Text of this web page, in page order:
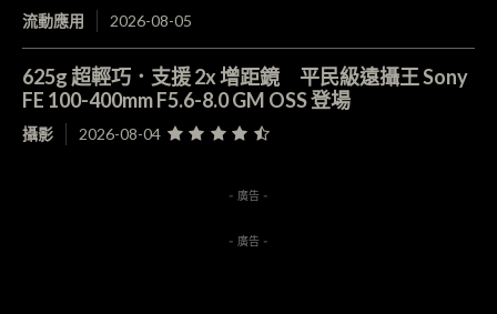
流動應用 2026-08-05
625g 超輕巧．支援 2x 增距鏡 平民級遠攝王 Sony
FE 100-400mm F5.6-8.0 GM OSS 登場
攝影 2026-08-04
- 廣告 -
- 廣告 -